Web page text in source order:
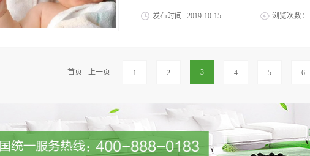
味，这是甲醛的气味，它是用来处理棉布易皱的缺
性鼻炎等疾病，还可能诱发癌症。因此新衣服在买
泡一下，因为食盐能够消毒、杀菌、防止棉布褪色
让大家有意识的进行判断，及做出准确的处理，以
上呼吸道粘膜，轻微的表象是眼结膜充血、红肿，
涩暗哑或湿腻。2、对皮肤粘膜的刺激作用，甲醛
时出现呼吸道严重的刺激和水肿、眼刺激、头痛。
发布时间: 2019-10-15 浏览次数：
首页 上一页 1 2 3 4 5 6